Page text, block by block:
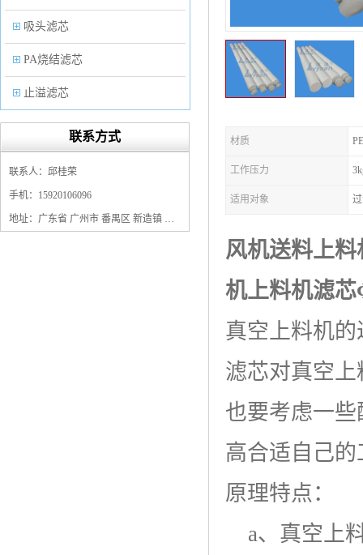
吸头滤芯
PA烧结滤芯
止溢滤芯
PP塑料过滤器
保安过滤器滤芯
联系方式
联系人：邱桂荣
手机：15920106096
地址：广东省 广州市 番禺区 新造镇 新造镇石角咀街4号三楼之一
材质 PE
工作压力
适用对象
风机送料上
机上料机滤芯
真空上料机
滤芯对真空
也要考虑一
高合适自己
原理特点：
a、真空上